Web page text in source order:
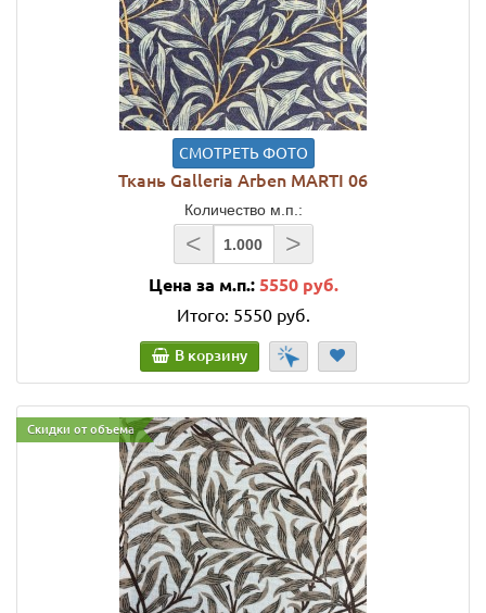
СМОТРЕТЬ ФОТО
Ткань Galleria Arben MARTI 06
Количество м.п.:
< >
Цена за м.п.: 5550 руб.
Итого: 5550 руб.
В корзину
Скидки от объема